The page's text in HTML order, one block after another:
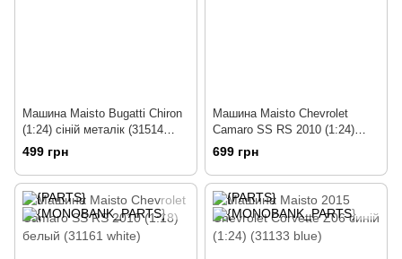
Машина Maisto Bugatti Chiron
(1:24) сіній металік (31514
met. blue)
499 грн
Машина Maisto Chevrolet
Camaro SS RS 2010 (1:24)
памаранчевий металік (31207
met. orange)
699 грн